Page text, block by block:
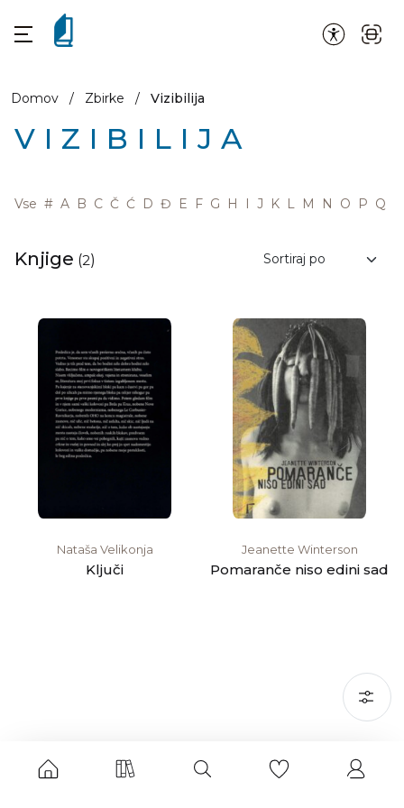
Domov / Zbirke / Vizibilija
VIZIBILIJA
Vse # A B C Č Ć D Đ E F G H I J K L M N O P Q
Knjige (2)
Nataša Velikonja
Ključi
Jeanette Winterson
Pomaranče niso edini sad